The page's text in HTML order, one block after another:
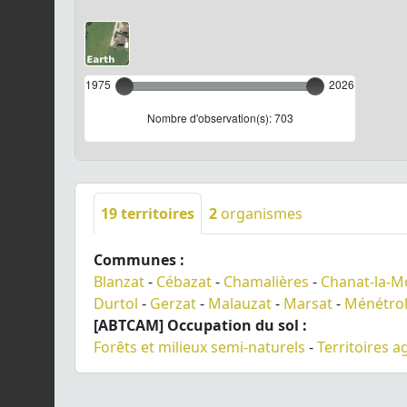
1975 2026
Nombre d'observation(s): 703
19territoires 2 organismes
Communes :
Blanzat- Cébazat- Chamalières - Chanat-la-
Durtol - Gerzat- Malauzat- Marsat- Ménétrol
[ABTCAM] Occupation du sol :
Forêts et milieux semi-naturels -Territoires